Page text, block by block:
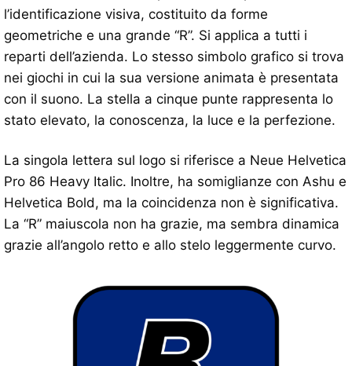
l’identificazione visiva, costituito da forme
geometriche e una grande “R”. Si applica a tutti i
reparti dell’azienda. Lo stesso simbolo grafico si trova
nei giochi in cui la sua versione animata è presentata
con il suono. La stella a cinque punte rappresenta lo
stato elevato, la conoscenza, la luce e la perfezione.
La singola lettera sul logo si riferisce a Neue Helvetica
Pro 86 Heavy Italic. Inoltre, ha somiglianze con Ashu e
Helvetica Bold, ma la coincidenza non è significativa.
La “R” maiuscola non ha grazie, ma sembra dinamica
grazie all’angolo retto e allo stelo leggermente curvo.